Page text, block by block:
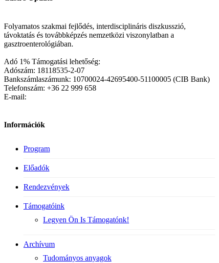
Folyamatos szakmai fejlődés, interdisciplináris diszkusszió,
távoktatás és továbbképzés nemzetközi viszonylatban a
gasztroenterológiában.
Adó 1% Támogatási lehetőség:
Adószám: 18118535-2-07
Bankszámlaszámunk: 10700024-42695400-51100005 (CIB Bank)
Telefonszám: +36 22 999 658
E-mail:
Információk
Program
Előadók
Rendezvények
Támogatóink
Legyen Ön Is Támogatónk!
Archívum
Tudományos anyagok